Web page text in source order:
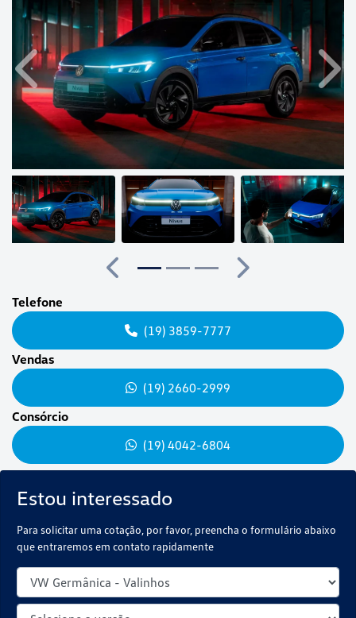
Estou interessado
Para solicitar uma cotação, por favor, preencha o formulário abaixo
que entraremos em contato rapidamente
Anterior
Anterior
Próximo
Telefone
(19) 3859-7777
Vendas
(19) 2660-2999
Consórcio
(19) 4042-6804